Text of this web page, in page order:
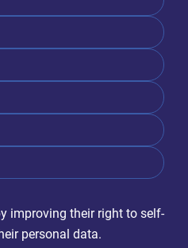
improving their right to self-
personal data.